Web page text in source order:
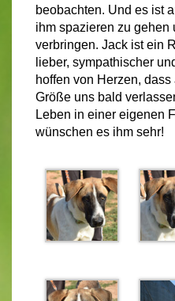
beobachten. Und es ist
ihm spazieren zu gehen
verbringen. Jack ist ein
lieber, sympathischer
hoffen von Herzen,
Größe uns bald
Leben in einer eigenen
wünschen es ihm sehr!